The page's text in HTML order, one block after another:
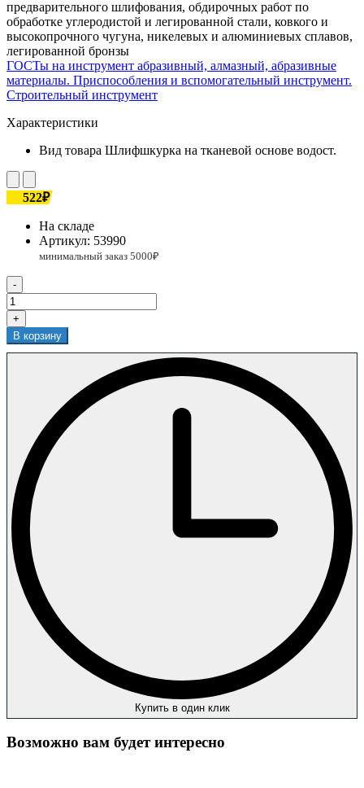
предварительного шлифования, обдирочных работ по
обработке углеродистой и легированной стали, ковкого и
высокопрочного чугуна, никелевых и алюминиевых сплавов,
легированной бронзы
ГОСТы на инструмент абразивный, алмазный, абразивные
материалы. Приспособления и вспомогательный инструмент.
Строительный инструмент
Характеристики
Вид товара Шлифшкурка на тканевой основе водост.
522₽
На складе
Артикул: 53990
-
+
В корзину
Купить в один клик
Возможно вам будет интересно